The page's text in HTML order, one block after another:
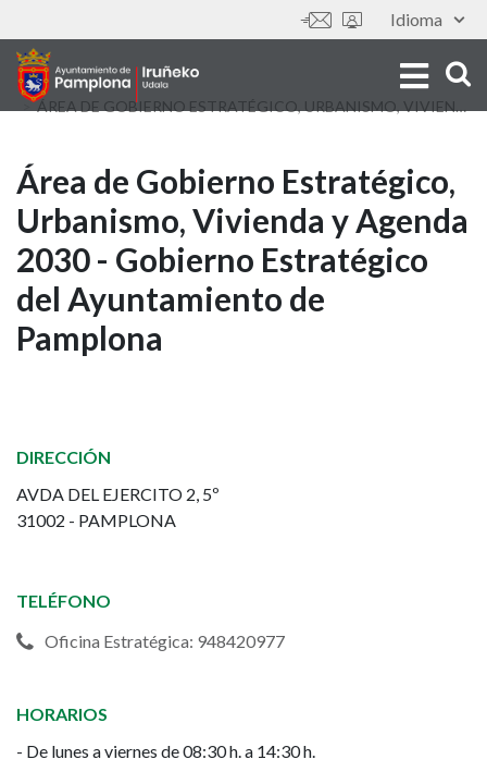
to
main
content
Idioma
Tools
Área
de
Gobierno
Estratégico,
Urbanismo,
y
Agenda
-
Gobierno
Estratégico
del
Área de Gobierno Estratégico,
Urbanismo, Vivienda y Agenda
2030 - Gobierno Estratégico
del Ayuntamiento de
Pamplona
DIRECCIÓN
AVDA DEL EJERCITO 2, 5º
31002 - PAMPLONA
TELÉFONO
Oficina Estratégica: 948420977
HORARIOS
- De lunes a viernes de 08:30 h. a 14:30 h.